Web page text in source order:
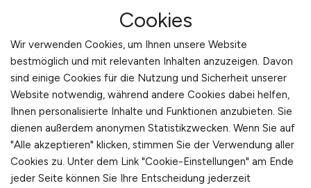
vor 4 Tagen
Fürstenfeldbruck
Cookies
Wir verwenden Cookies, um Ihnen unsere Website
bestmöglich und mit relevanten Inhalten anzuzeigen. Davon
sind einige Cookies für die Nutzung und Sicherheit unserer
Website notwendig, während andere Cookies dabei helfen,
Ihnen personalisierte Inhalte und Funktionen anzubieten. Sie
dienen außerdem anonymen Statistikzwecken. Wenn Sie auf
"Alle akzeptieren" klicken, stimmen Sie der Verwendung aller
Cookies zu. Unter dem Link "Cookie-Einstellungen" am Ende
jeder Seite können Sie Ihre Entscheidung jederzeit